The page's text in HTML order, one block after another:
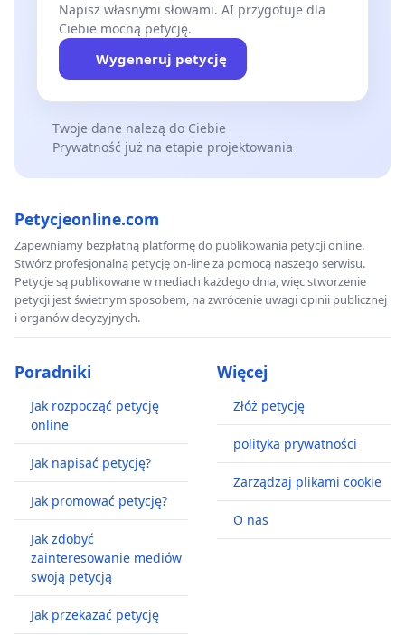
Napisz własnymi słowami. AI przygotuje dla
Ciebie mocną petycję.
Wygeneruj petycję
Twoje dane należą do Ciebie
Prywatność już na etapie projektowania
Petycjeonline.com
Zapewniamy bezpłatną platformę do publikowania petycji online.
Stwórz profesjonalną petycję on-line za pomocą naszego serwisu.
Petycje są publikowane w mediach każdego dnia, więc stworzenie
petycji jest świetnym sposobem, na zwrócenie uwagi opinii publicznej
i organów decyzyjnych.
Poradniki
Jak rozpocząć petycję
online
Jak napisać petycję?
Jak promować petycję?
Jak zdobyć
zainteresowanie mediów
swoją petycją
Jak przekazać petycję
Więcej
Złóż petycję
polityka prywatności
Zarządzaj plikami cookie
O nas